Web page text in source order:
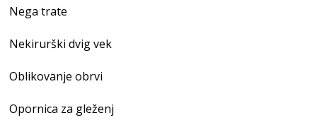
Nega trate
Nekirurški dvig vek
Oblikovanje obrvi
Opornica za gleženj